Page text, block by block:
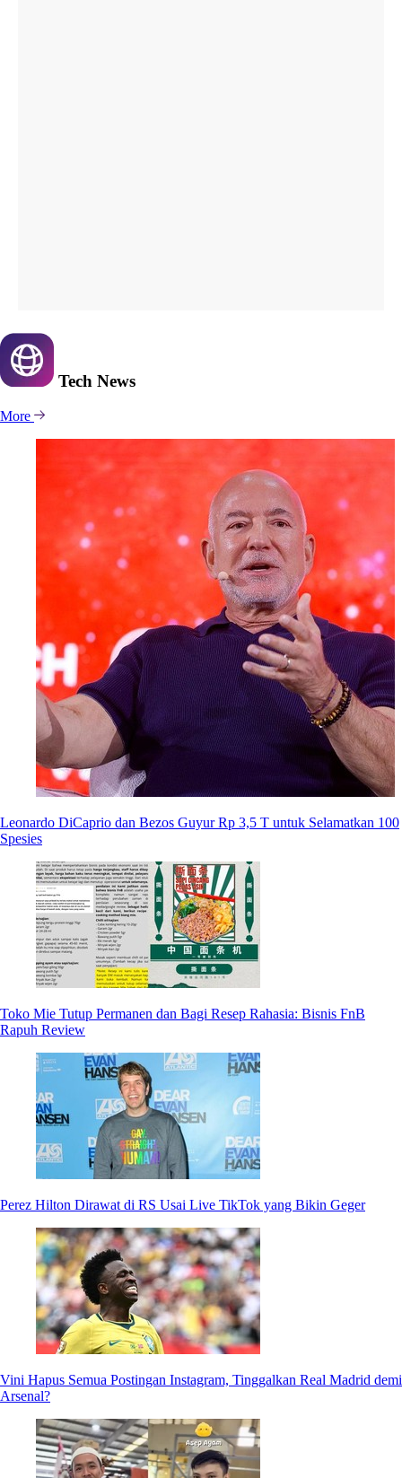
Tech News
More
Leonardo DiCaprio dan Bezos Guyur Rp 3,5 T untuk Selamatkan 100
Spesies
Toko Mie Tutup Permanen dan Bagi Resep Rahasia: Bisnis FnB
Rapuh Review
Perez Hilton Dirawat di RS Usai Live TikTok yang Bikin Geger
Vini Hapus Semua Postingan Instagram, Tinggalkan Real Madrid demi
Arsenal?